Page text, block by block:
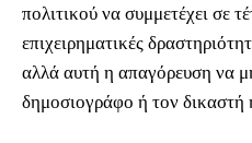
πολιτικού να συμμετέχει σε
επιχειρηματικές
αλλά αυτή η απαγόρευση να
δημοσιογράφο ή τον δικαστή